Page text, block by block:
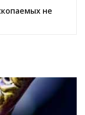
не